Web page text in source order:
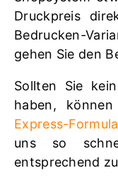
Druckpreis
Bedrucken-
gehen Sie den
Sollten Sie
haben,
Express-
uns so
entsprechend